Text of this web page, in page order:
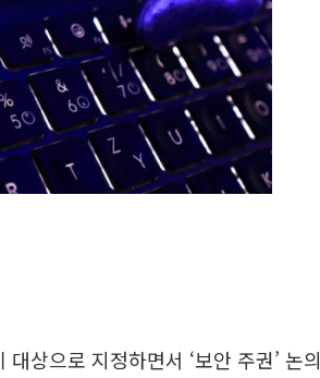
상으로 지정하면서 ‘보안 주권’ 논의